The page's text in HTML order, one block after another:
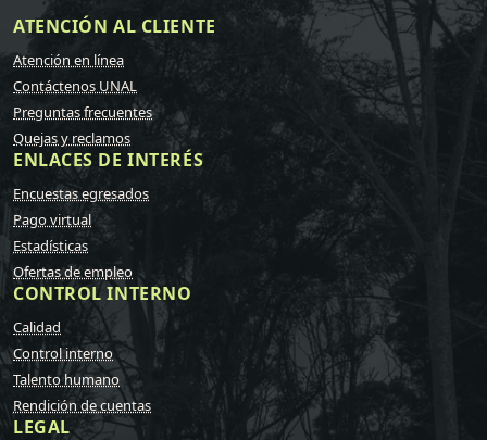
ATENCIÓN AL CLIENTE
Atención en línea
Contáctenos UNAL
Preguntas frecuentes
Quejas y reclamos
ENLACES DE INTERÉS
Encuestas egresados
Pago virtual
Estadísticas
Ofertas de empleo
CONTROL INTERNO
Calidad
Control interno
Talento humano
Rendición de cuentas
LEGAL